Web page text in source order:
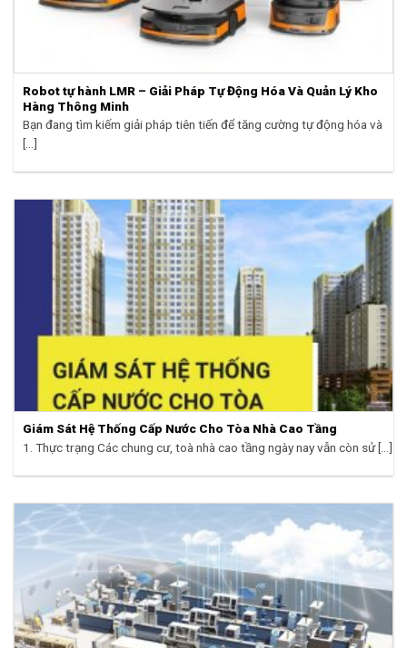
Robot tự hành LMR – Giải Pháp Tự Động Hóa Và Quản Lý Kho
Hàng Thông Minh
Bạn đang tìm kiếm giải pháp tiên tiến để tăng cường tự động hóa và
[...]
Giám Sát Hệ Thống Cấp Nước Cho Tòa Nhà Cao Tầng
1. Thực trạng Các chung cư, toà nhà cao tầng ngày nay vẫn còn sử [...]